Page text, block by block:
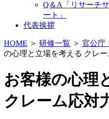
Q＆A「リサーチ
ート」
代表挨拶
HOME ＞ 研修一覧 ＞ 官公庁
の心理と立場を考える クレ
お客様の心理
クレーム応対